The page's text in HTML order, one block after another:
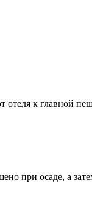
отеля к главной
при осаде, а